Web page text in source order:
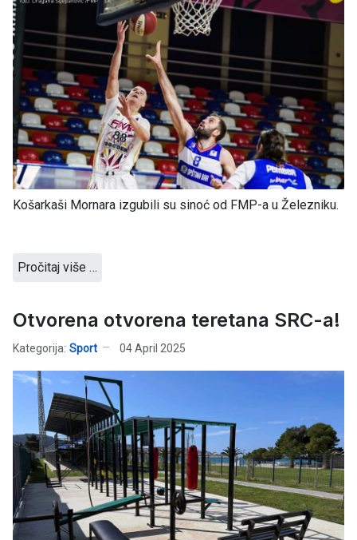
Košarkaši Mornara izgubili su sinoć od FMP-a u Železniku.
Pročitaj više …
Otvorena otvorena teretana SRC-a!
Kategorija: Sport 04 April 2025